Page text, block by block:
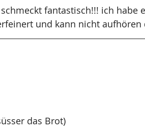
fantastisch!!! ich habe
und kann nicht aufhören
das Brot)